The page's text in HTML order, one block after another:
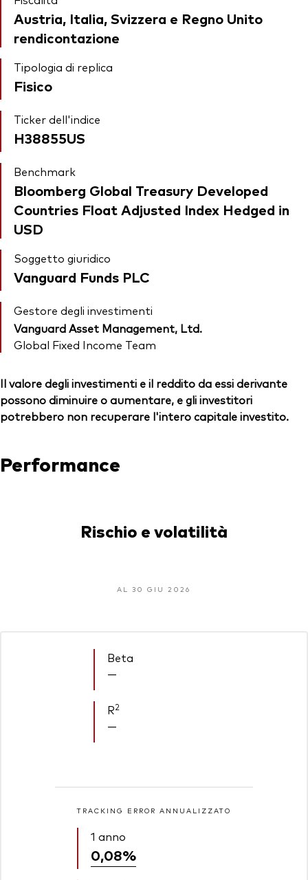
Austria, Italia, Svizzera e Regno Unito
rendicontazione
Tipologia di replica
Fisico
Ticker dell'indice
H38855US
Benchmark
Bloomberg Global Treasury Developed
Countries Float Adjusted Index Hedged in
USD
Soggetto giuridico
Vanguard Funds PLC
Gestore degli investimenti
Vanguard Asset Management, Ltd.
Global Fixed Income Team
Il valore degli investimenti e il reddito da essi derivante
possono diminuire o aumentare, e gli investitori
potrebbero non recuperare l'intero capitale investito.
Performance
Rischio e volatilità
AL 30 GIU 2026
Beta
—
R2
—
TRACKING ERROR ANNUALIZZATO
1 anno
0,08%